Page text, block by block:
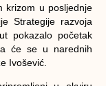
krizom u posljednje
Strategije razvoja
pokazalo početak
će se u narednih
Ivošević.